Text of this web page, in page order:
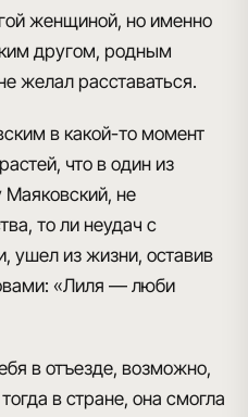
женщиной, но именно
другом, родным
желал расставаться.
в какой-то момент
что в один из
Маяковский, не
то ли неудач с
ушел из жизни, оставив
«Лиля — люби
в отъезде, возможно,
в стране, она смогла